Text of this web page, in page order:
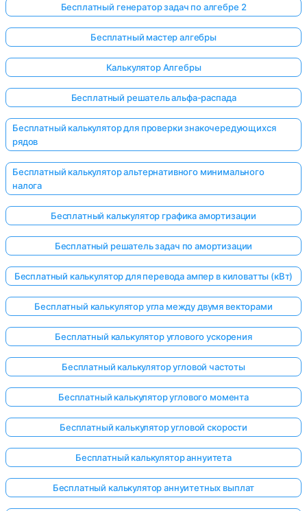
Бесплатный генератор задач по алгебре 2
Бесплатный мастер алгебры
Калькулятор Алгебры
Бесплатный решатель альфа-распада
Бесплатный калькулятор для проверки знакочередующихся
рядов
Бесплатный калькулятор альтернативного минимального
налога
Бесплатный калькулятор графика амортизации
Бесплатный решатель задач по амортизации
Бесплатный калькулятор для перевода ампер в киловатты (кВт)
Бесплатный калькулятор угла между двумя векторами
Бесплатный калькулятор углового ускорения
Бесплатный калькулятор угловой частоты
Бесплатный калькулятор углового момента
Бесплатный калькулятор угловой скорости
Бесплатный калькулятор аннуитета
Бесплатный калькулятор аннуитетных выплат